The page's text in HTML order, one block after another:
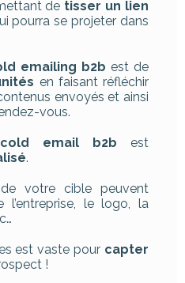
de tisser un lien
pourra se projeter dans
emailing b2b est de
en faisant réfléchir
envoyés et ainsi
vous.
cold email b2b est
.
votre cible peuvent
l’entreprise, le logo, la
est vaste pour capter
!